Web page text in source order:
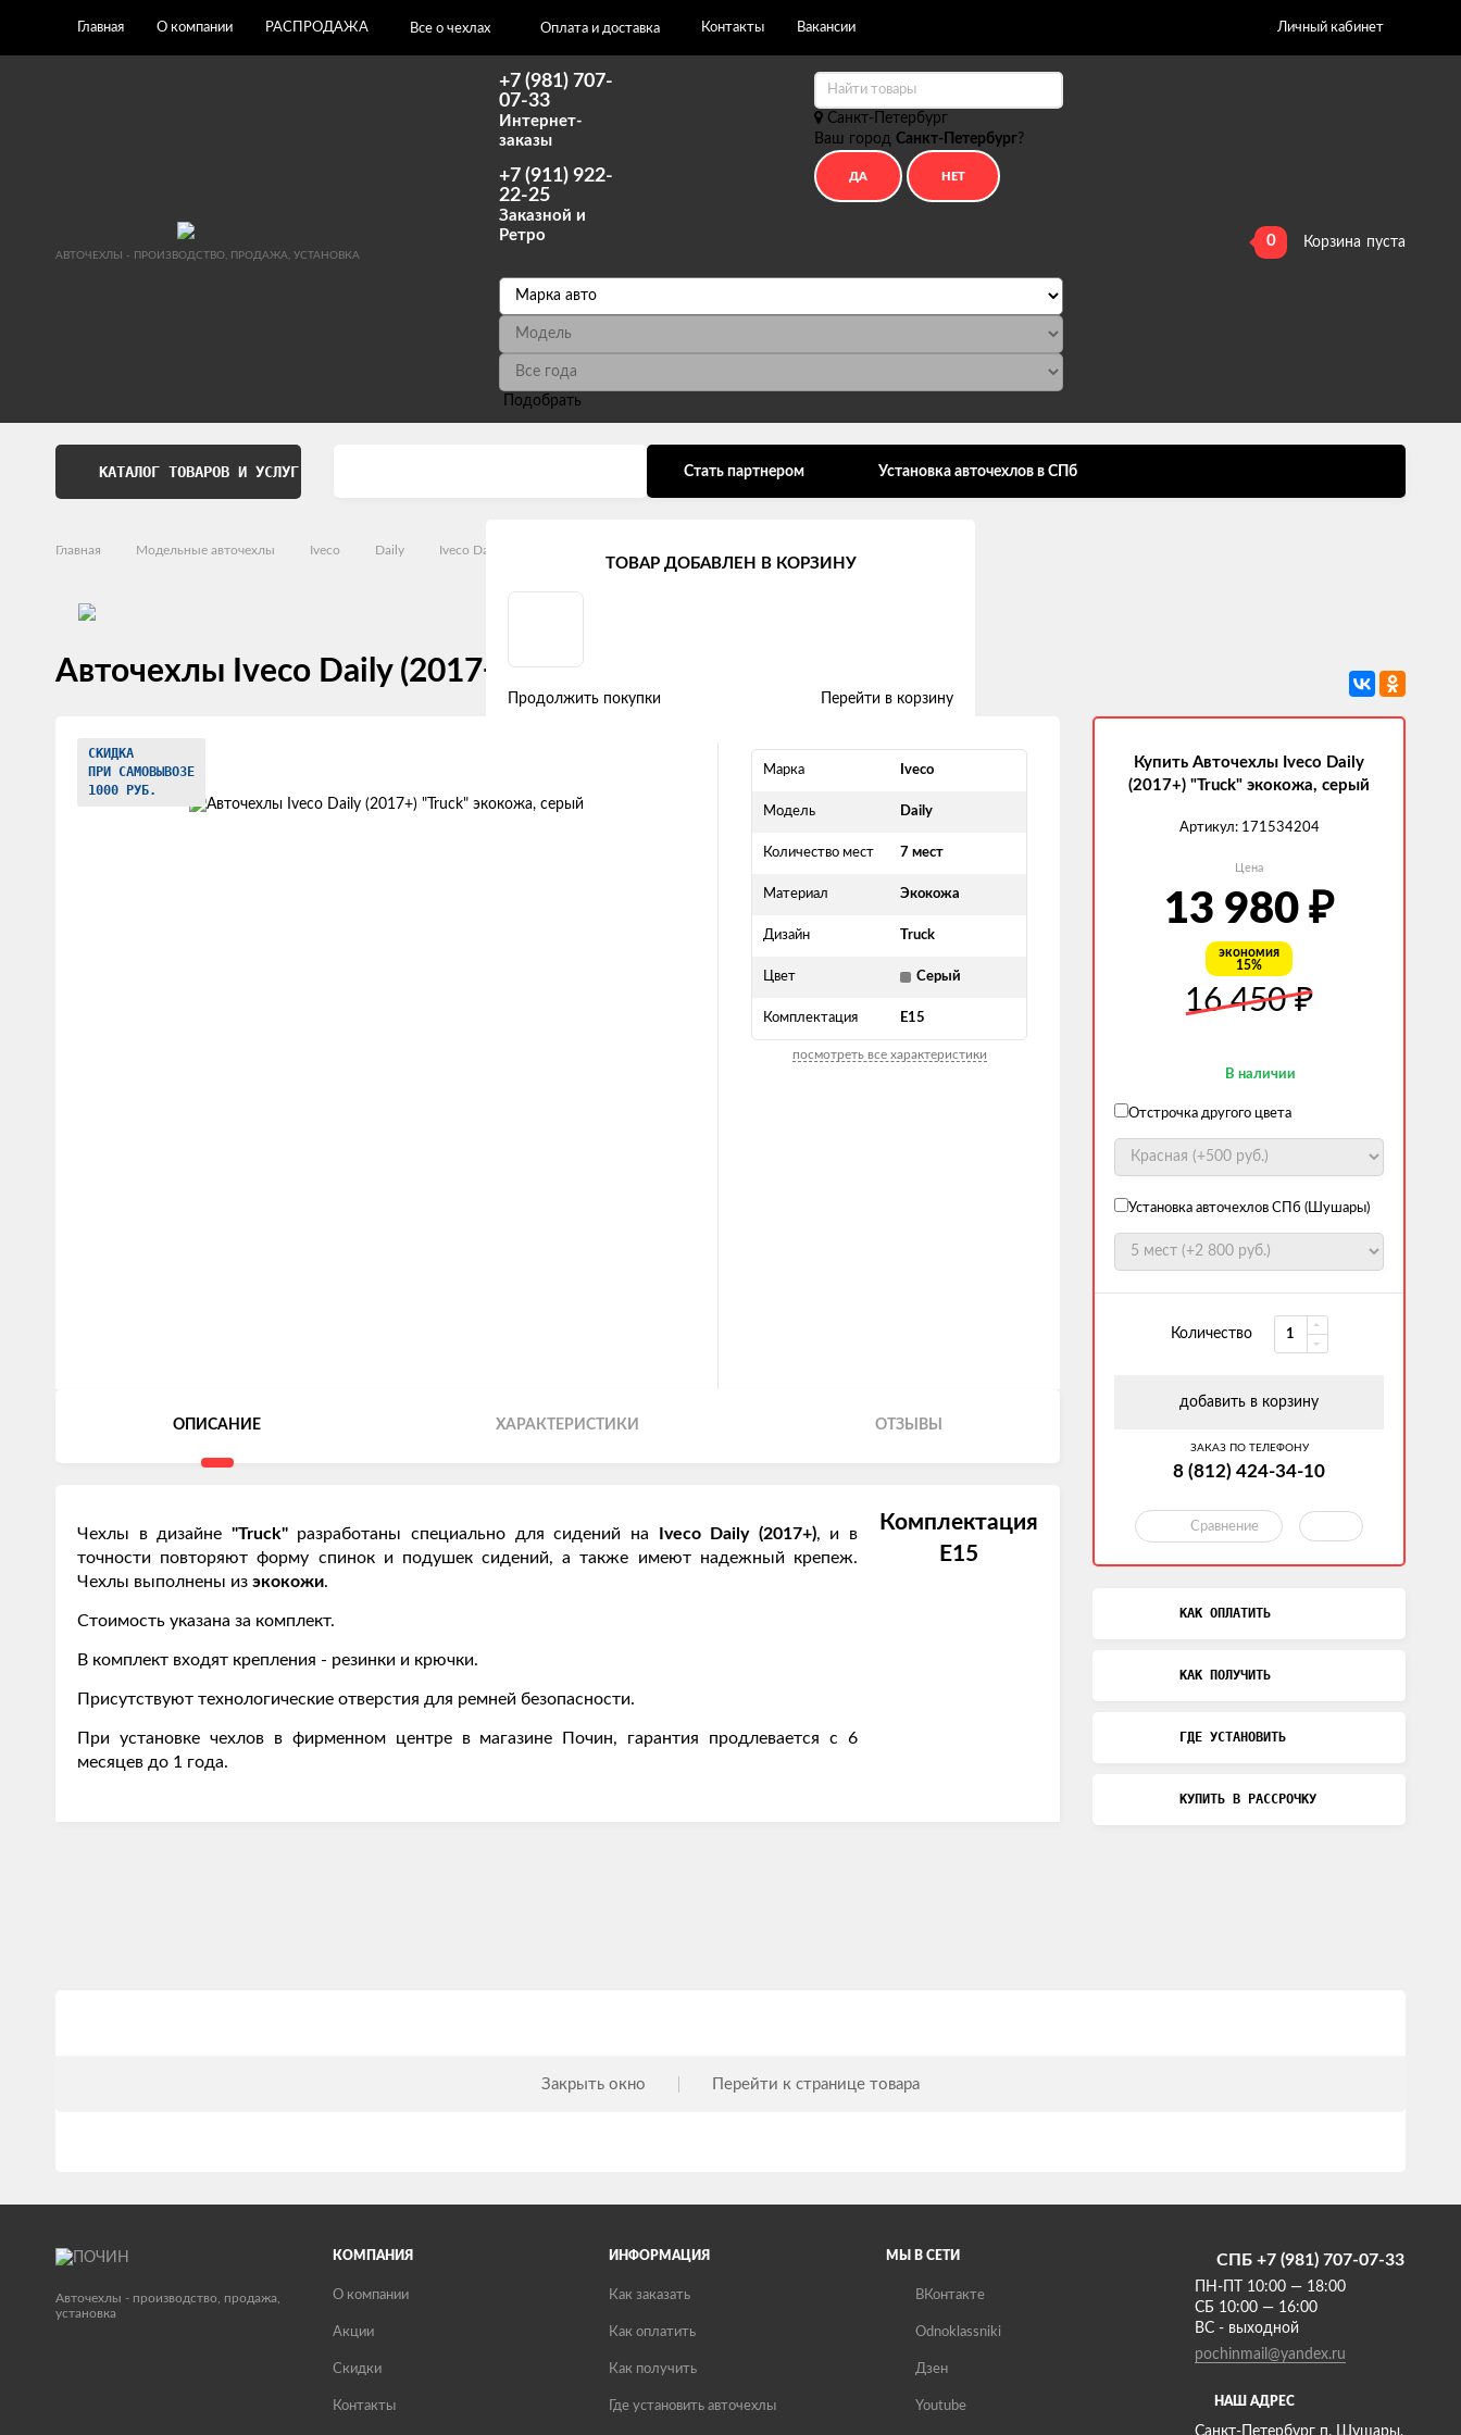
Главная О компании РАСПРОДАЖА Все о чехлах Оплата и доставка Контакты Вакансии Личный кабинет
АВТОЧЕХЛЫ - ПРОИЗВОДСТВО, ПРОДАЖА, УСТАНОВКА
+7 (981) 707-
07-33
Интернет-
заказы
+7 (911) 922-
22-25
Заказной и
Ретро
Санкт-Петербург
Ваш город Санкт-Петербург?
Подобрать
0 Корзина пуста
КАТАЛОГ ТОВАРОВ И УСЛУГ Стать партнером Установка авточехлов в СПб
Главная Модельные авточехлы Iveco Daily Iveco Daily (7 мест) (2017 +)
Авточехлы Iveco Daily (2017+) "Truck" экокожа, серый
товаров
СКИДКА
ПРИ САМОВЫВОЗЕ
1000 РУБ.
Марка Iveco
Модель Daily
Количество мест 7 мест
Материал Экокожа
Дизайн Truck
Цвет Серый
Комплектация E15
посмотреть все характеристики
ОПИСАНИЕ ХАРАКТЕРИСТИКИ ОТЗЫВЫ
Чехлы в дизайне "Truck"разработаны специально для сидений на Iveco Daily (2017+), и в
точности повторяют форму спинок и подушек сидений, а также имеют надежный крепеж.
Чехлы выполнены из экокожи.
Стоимость указана за комплект.
В комплект входят крепления - резинки и крючки.
Присутствуют технологические отверстия для ремней безопасности.
При установке чехлов в фирменном центре в магазине Почин, гарантия продлевается с 6
месяцев до 1 года.
Комплектация
E15
Купить Авточехлы Iveco Daily
(2017+) "Truck" экокожа, серый
Артикул: 171534204
Цена
13 980 ₽
экономия
15%
16 450₽
В наличии
Отстрочка другого цвета
Установка авточехлов СПб (Шушары)
Количество
добавить в корзину
ЗАКАЗ ПО ТЕЛЕФОНУ
8 (812) 424-34-10
Сравнение
КАК ОПЛАТИТЬ
КАК ПОЛУЧИТЬ
ГДЕ УСТАНОВИТЬ
КУПИТЬ В РАССРОЧКУ
ТОВАР ДОБАВЛЕН В КОРЗИНУ
Продолжить покупки Перейти в корзину
Закрыть окно Перейти к странице товара
Авточехлы - производство, продажа,
установка
КОМПАНИЯ
О компании
Акции
Скидки
Контакты
ИНФОРМАЦИЯ
Как заказать
Как оплатить
Как получить
Где установить авточехлы
МЫ В СЕТИ
ВКонтакте
Odnoklassniki
Дзен
Youtube НАШ АДРЕС
Санкт-Петербург п. Шушары,
СПБ +7 (981) 707-07-33
ПН-ПТ 10:00 — 18:00
СБ 10:00 — 16:00
ВС - выходной
pochinmail@yandex.ru